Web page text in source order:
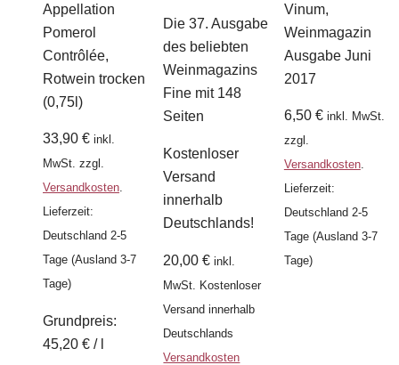
Appellation
Pomerol
Contrôlée,
Rotwein trocken
(0,75l)
33,90 € inkl.
MwSt. zzgl.
Versandkosten
Lieferzeit:
Deutschland 2-5
Tage (Ausland 3-7
Tage)
Grundpreis:
45,20 € /
Die 37. Ausgabe
des beliebten
Weinmagazins
Fine mit 148
Seiten
Kostenloser
Versand
innerhalb
Deutschlands!
20,00€ inkl.
MwSt.
Kostenloser
Versand innerhalb
Deutschlands
Versandkosten
Vinum,
Weinmagazin
Ausgabe Juni
2017
6,50 € inkl. MwSt.
zzgl.
Versandkosten.
Lieferzeit:
Deutschland 2-5
Tage (Ausland 3-7
Tage)